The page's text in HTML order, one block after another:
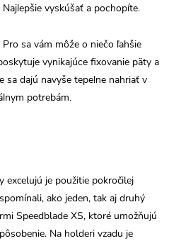
vyskúšať a pochopíte.
sa vám môže o niečo ľahšie
vynikajúce fixovanie päty a
sa dajú navyše tepelne nahriať v
potrebám.
excelujú je použitie pokročilej
ako jeden, tak aj druhý
Speedblade XS, ktoré umožňujú
Na holderi vzadu je